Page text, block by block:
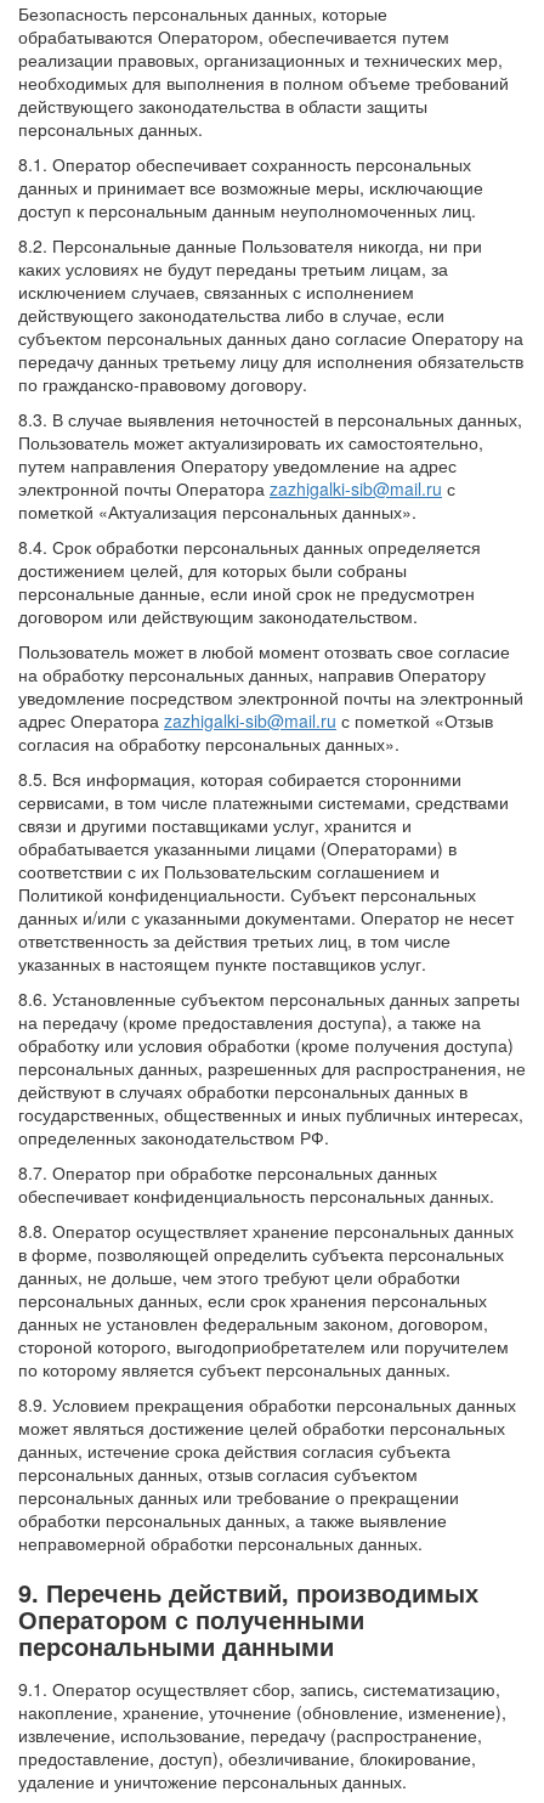
Безопасность персональных данных, которые
обрабатываются Оператором, обеспечивается путем
реализации правовых, организационных и технических мер,
необходимых для выполнения в полном объеме требований
действующего законодательства в области защиты
персональных данных.
8.1. Оператор обеспечивает сохранность персональных
данных и принимает все возможные меры, исключающие
доступ к персональным данным неуполномоченных лиц.
8.2. Персональные данные Пользователя никогда, ни при
каких условиях не будут переданы третьим лицам, за
исключением случаев, связанных с исполнением
действующего законодательства либо в случае, если
субъектом персональных данных дано согласие Оператору на
передачу данных третьему лицу для исполнения обязательств
по гражданско-правовому договору.
8.3. В случае выявления неточностей в персональных данных,
Пользователь может актуализировать их самостоятельно,
путем направления Оператору уведомление на адрес
электронной почты Оператора zazhigalki-sib@mail.ru с
пометкой «Актуализация персональных данных».
8.4. Срок обработки персональных данных определяется
достижением целей, для которых были собраны
персональные данные, если иной срок не предусмотрен
договором или действующим законодательством.
Пользователь может в любой момент отозвать свое согласие
на обработку персональных данных, направив Оператору
уведомление посредством электронной почты на электронный
адрес Оператора zazhigalki-sib@mail.ru с пометкой «Отзыв
согласия на обработку персональных данных».
8.5. Вся информация, которая собирается сторонними
сервисами, в том числе платежными системами, средствами
связи и другими поставщиками услуг, хранится и
обрабатывается указанными лицами (Операторами) в
соответствии с их Пользовательским соглашением и
Политикой конфиденциальности. Субъект персональных
данных и/или с указанными документами. Оператор не несет
ответственность за действия третьих лиц, в том числе
указанных в настоящем пункте поставщиков услуг.
8.6. Установленные субъектом персональных данных запреты
на передачу (кроме предоставления доступа), а также на
обработку или условия обработки (кроме получения доступа)
персональных данных, разрешенных для распространения, не
действуют в случаях обработки персональных данных в
государственных, общественных и иных публичных интересах,
определенных законодательством РФ.
8.7. Оператор при обработке персональных данных
обеспечивает конфиденциальность персональных данных.
8.8. Оператор осуществляет хранение персональных данных
в форме, позволяющей определить субъекта персональных
данных, не дольше, чем этого требуют цели обработки
персональных данных, если срок хранения персональных
данных не установлен федеральным законом, договором,
стороной которого, выгодоприобретателем или поручителем
по которому является субъект персональных данных.
8.9. Условием прекращения обработки персональных данных
может являться достижение целей обработки персональных
данных, истечение срока действия согласия субъекта
персональных данных, отзыв согласия субъектом
персональных данных или требование о прекращении
обработки персональных данных, а также выявление
неправомерной обработки персональных данных.
9. Перечень действий, производимых
Оператором с полученными
персональными данными
9.1. Оператор осуществляет сбор, запись, систематизацию,
накопление, хранение, уточнение (обновление, изменение),
извлечение, использование, передачу (распространение,
предоставление, доступ), обезличивание, блокирование,
удаление и уничтожение персональных данных.